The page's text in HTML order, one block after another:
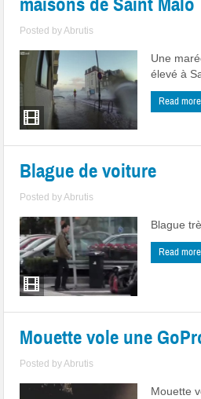
Posted byAbrutis
Une
élevé à
Read more
Blague de voiture
Posted byAbrutis
Blague
Read more
Mouette vole une
Posted byAbrutis
Mouette